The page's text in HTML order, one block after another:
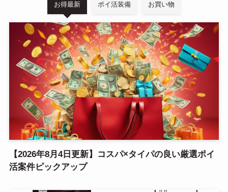
お得最新 ポイ活装備 お買い物
【2026年8月4日更新】コスパ×タイパの良い厳選ポイ
活案件ピックアップ